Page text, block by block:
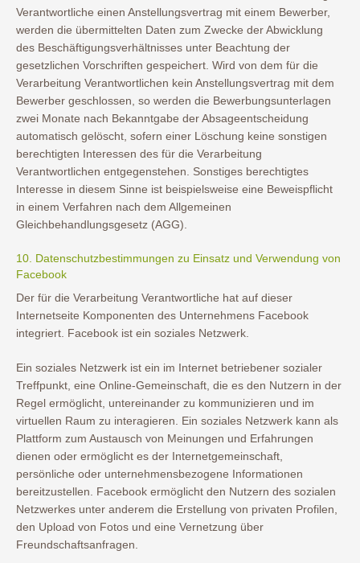
Verantwortliche einen Anstellungsvertrag mit einem Bewerber,
werden die übermittelten Daten zum Zwecke der Abwicklung
des Beschäftigungsverhältnisses unter Beachtung der
gesetzlichen Vorschriften gespeichert. Wird von dem für die
Verarbeitung Verantwortlichen kein Anstellungsvertrag mit dem
Bewerber geschlossen, so werden die Bewerbungsunterlagen
zwei Monate nach Bekanntgabe der Absageentscheidung
automatisch gelöscht, sofern einer Löschung keine sonstigen
berechtigten Interessen des für die Verarbeitung
Verantwortlichen entgegenstehen. Sonstiges berechtigtes
Interesse in diesem Sinne ist beispielsweise eine Beweispflicht
in einem Verfahren nach dem Allgemeinen
Gleichbehandlungsgesetz (AGG).
10. Datenschutzbestimmungen zu Einsatz und Verwendung von
Facebook
Der für die Verarbeitung Verantwortliche hat auf dieser
Internetseite Komponenten des Unternehmens Facebook
integriert. Facebook ist ein soziales Netzwerk.
Ein soziales Netzwerk ist ein im Internet betriebener sozialer
Treffpunkt, eine Online-Gemeinschaft, die es den Nutzern in der
Regel ermöglicht, untereinander zu kommunizieren und im
virtuellen Raum zu interagieren. Ein soziales Netzwerk kann als
Plattform zum Austausch von Meinungen und Erfahrungen
dienen oder ermöglicht es der Internetgemeinschaft,
persönliche oder unternehmensbezogene Informationen
bereitzustellen. Facebook ermöglicht den Nutzern des sozialen
Netzwerkes unter anderem die Erstellung von privaten Profilen,
den Upload von Fotos und eine Vernetzung über
Freundschaftsanfragen.